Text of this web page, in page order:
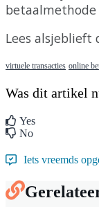
betaalmethode
Lees alsjeblieft
virtuele transacties online
Was dit artikel
Yes
No
Iets vreemds